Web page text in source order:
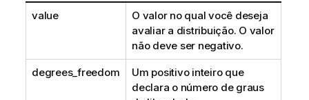
value
O valor no qual você deseja
avaliar a distribuição. O valor
não deve ser negativo.
degrees_freedom
Um positivo inteiro que
declara o número de graus